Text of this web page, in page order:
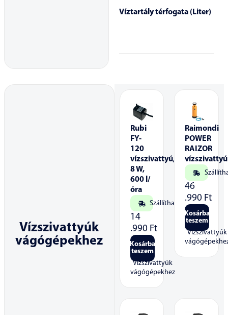
Víztartály térfogata (Liter)
Vízszivattyúk
vágógépekhez
Rubi
FY-
120
vízszivattyú,
8 W,
600 l/
óra
Szállítható
14
.990 Ft
Kosárba
teszem
Vízszivattyúk
vágógépekhez
Raimondi
POWER
RAIZOR
vízszivattyú
46
.990 Ft
Kosárba
teszem
Vízszivattyúk